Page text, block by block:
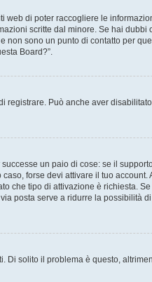
di poter raccogliere le
scritte dal minore. Se hai
sono un punto di contatto per
Board?”.
Può anche aver
un paio di cose: se il
forse devi attivare il tuo
che tipo di attivazione è richiesta.
posta serve a ridurre la possibilità
solito il problema è questo,